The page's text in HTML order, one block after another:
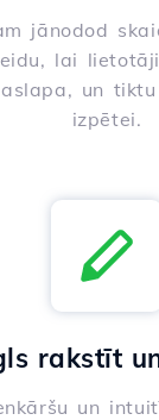
jānodod
lai
un
izpētei.
rakstīt
un